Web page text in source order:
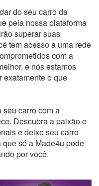
do seu carro da
pela nossa plataforma
superar suas
tem acesso a uma rede
com a
e nós estamos
exatamente o que
carro com a
Descubra a paixão e
e deixe seu carro
só a Made4u pode
por você.